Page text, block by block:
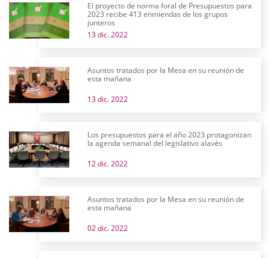
El proyecto de norma foral de Presupuestos para
2023 recibe 413 enmiendas de los grupos
junteros
13 dic. 2022
Asuntos tratados por la Mesa en su reunión de
esta mañana
13 dic. 2022
Los presupuestos para el año 2023 protagonizan
la agenda semanal del legislativo alavés
12 dic. 2022
Asuntos tratados por la Mesa en su reunión de
esta mañana
02 dic. 2022